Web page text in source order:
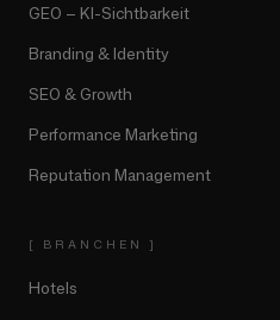
GEO — KI-Sichtbarkeit
Branding & Identity
SEO & Growth
Performance Marketing
Reputation Management
[ BRANCHEN ]
Hotels